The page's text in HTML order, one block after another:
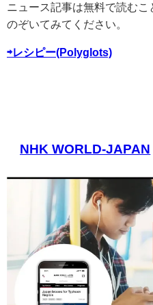
ニュース記事は無料で読む
のぞいてみてください。
⇨レシピー(Polyglots)
NHK WORLD-JAPAN